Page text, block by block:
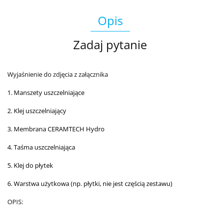
Opis
Zadaj pytanie
Wyjaśnienie do zdjęcia z załącznika
1. Manszety uszczelniające
2. Klej uszczelniający
3. Membrana CERAMTECH Hydro
4. Taśma uszczelniająca
5. Klej do płytek
6. Warstwa użytkowa (np. płytki, nie jest częścią zestawu)
OPIS: